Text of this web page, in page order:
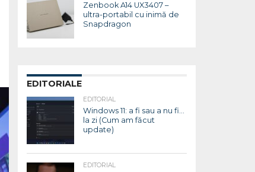
Zenbook A14 UX3407 –
ultra-portabil cu inimă de
Snapdragon
EDITORIALE
EDITORIAL
Windows 11: a fi sau a nu fi…
la zi (Cum am făcut
update)
EDITORIAL